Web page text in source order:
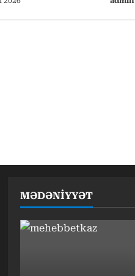
MƏDƏNİYYƏT